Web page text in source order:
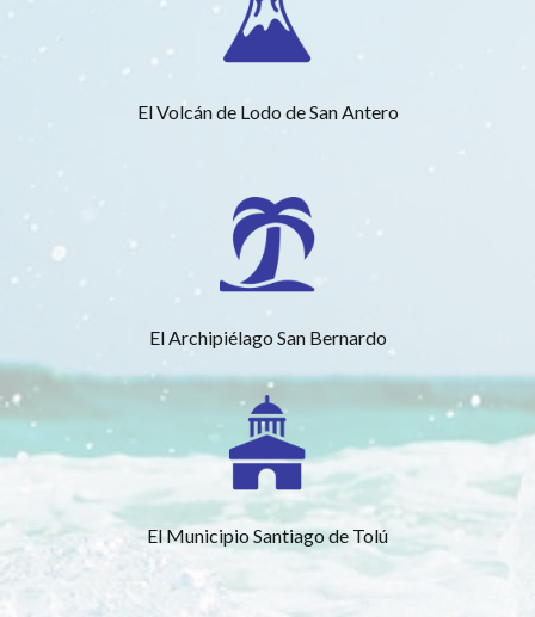
El Volcán de Lodo de San Antero
El Archipiélago San Bernardo
El Municipio Santiago de Tolú